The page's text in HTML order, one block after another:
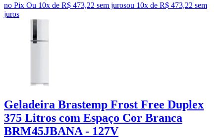
no Pix Ou 10x de R$ 473,22 sem jurosou 10x de R$ 473,22 sem
juros
Geladeira Brastemp Frost Free Duplex
375 Litros com Espaço Cor Branca
BRM45JBANA - 127V